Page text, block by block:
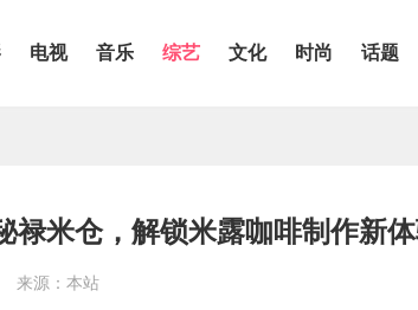
电视 音乐 综艺 文化 时尚 话题
禄米仓，解锁米露咖啡制作新
来源：本站